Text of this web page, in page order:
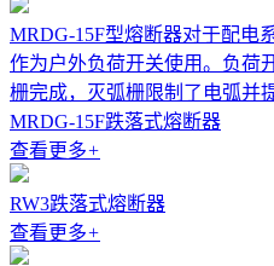
MRDG-15F型熔断器对于配电
作为户外负荷开关使用。负荷
栅完成，灭弧栅限制了电弧并
MRDG-15F跌落式熔断器
查看更多+
RW3跌落式熔断器
查看更多+